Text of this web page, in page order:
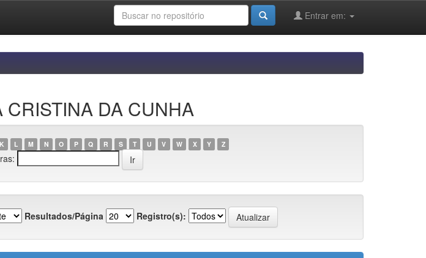
Entrar em:
CRISTINA DA CUNHA
K L M N O P Q R S T U V W X Y Z
Resultados/Página Registro(s):